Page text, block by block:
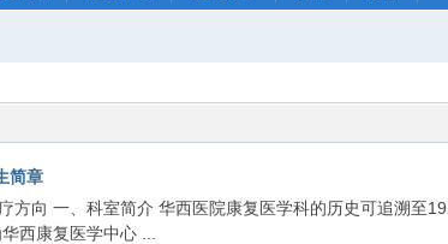
简章
方向 一、科室简介 华西医院康复医学科的历史可追溯至
西康复医学中心 ...